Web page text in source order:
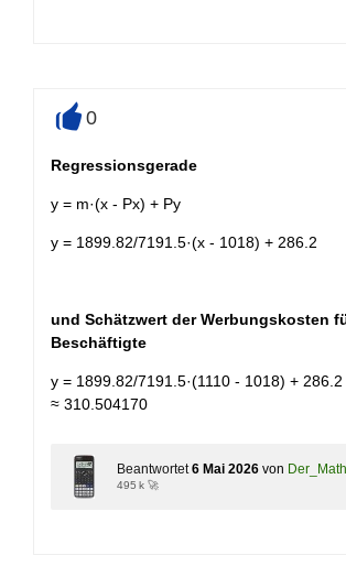
0
Regressionsgerade
y = m·(x - Px) + Py
y = 1899.82/7191.5·(x - 1018) + 286.2
und Schätzwert der Werbungskosten
Beschäftigte
y = 1899.82/7191.5·(1110 - 1018) + 286.2
≈ 310.504170
Beantwortet 6 Mai 2026 von
495 k 🚀